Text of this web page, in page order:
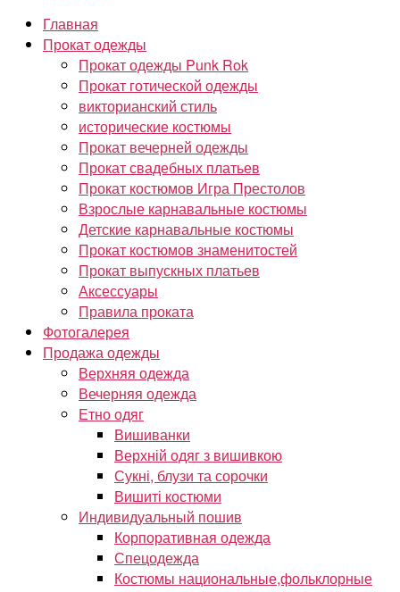
Главная
Прокат одежды
Прокат одежды Punk Rok
Прокат готической одежды
викторианский стиль
исторические костюмы
Прокат вечерней одежды
Прокат свадебных платьев
Прокат костюмов Игра Престолов
Взрослые карнавальные костюмы
Детские карнавальные костюмы
Прокат костюмов знаменитостей
Прокат выпускных платьев
Аксессуары
Правила проката
Фотогалерея
Продажа одежды
Верхняя одежда
Вечерняя одежда
Етно одяг
Вишиванки
Верхній одяг з вишивкою
Сукні, блузи та сорочки
Вишиті костюми
Индивидуальный пошив
Корпоративная одежда
Спецодежда
Костюмы национальные,фольклорные